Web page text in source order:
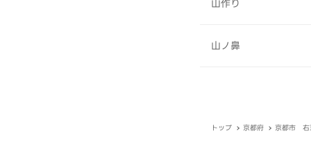
山作り
山ノ鼻
トップ 京都府 京都市 右